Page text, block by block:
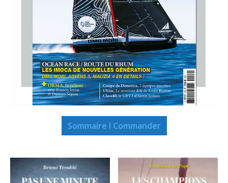
Sommaire I Commander